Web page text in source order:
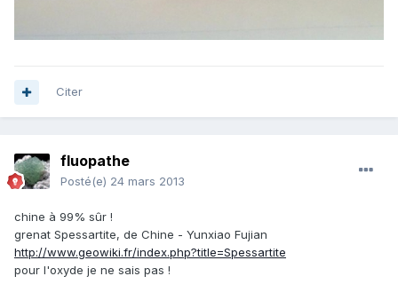
Citer
fluopathe
Posté(e) 24 mars 2013
chine à 99% sûr !
grenat Spessartite, de Chine - Yunxiao Fujian
http://www.geowiki.fr/index.php?title=Spessartite
pour l'oxyde je ne sais pas !